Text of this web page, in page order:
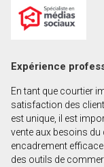
Prénom
Courriel
Téléphone
(Optionnel)
Message
Expérience
En tant que courtier
satisfaction des
est unique, il est
vente aux besoins
encadrement
des outils de